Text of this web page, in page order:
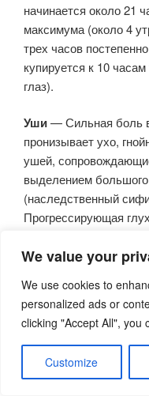
We value your
We use cookies to
personalized ads or
clicking "Accept All", you
Customize
начинается около 21
максимума (около 4
трех часов
купируется к 10
глаз).
Уши— Сильная боль
пронизывает ухо,
ушей,
выделением большого
(наследственный
Прогрессирующая
объективных
воспаления или
Известковые
Время от времени
едких выделений из